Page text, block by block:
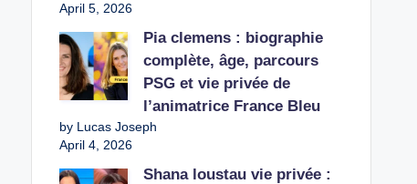
April 5, 2026
Pia clemens : biographie
complète, âge, parcours
PSG et vie privée de
l’animatrice France Bleu
by Lucas Joseph
April 4, 2026
Shana loustau vie privée :